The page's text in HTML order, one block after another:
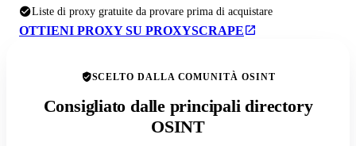
Liste di proxy gratuite da provare prima di acquistare
OTTIENI PROXY SU PROXYSCRAPE
SCELTO DALLA COMUNITÀ OSINT
Consigliato dalle principali directory
OSINT